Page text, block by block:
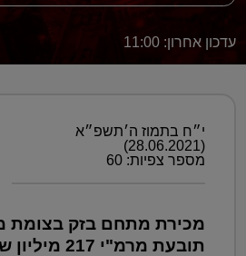
עדכון אחרון: 11:00
י״ח בתמוז ה׳תשפ״א
(28.06.2021)
מספר צפיות: 60
מכירת מתחם בזק בצומת
תובעת מרמ"י 217 מיליון שקל